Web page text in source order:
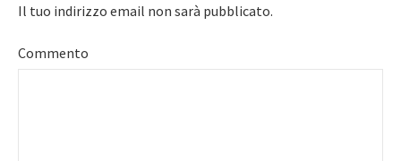
Il tuo indirizzo email non sarà pubblicato.
Commento